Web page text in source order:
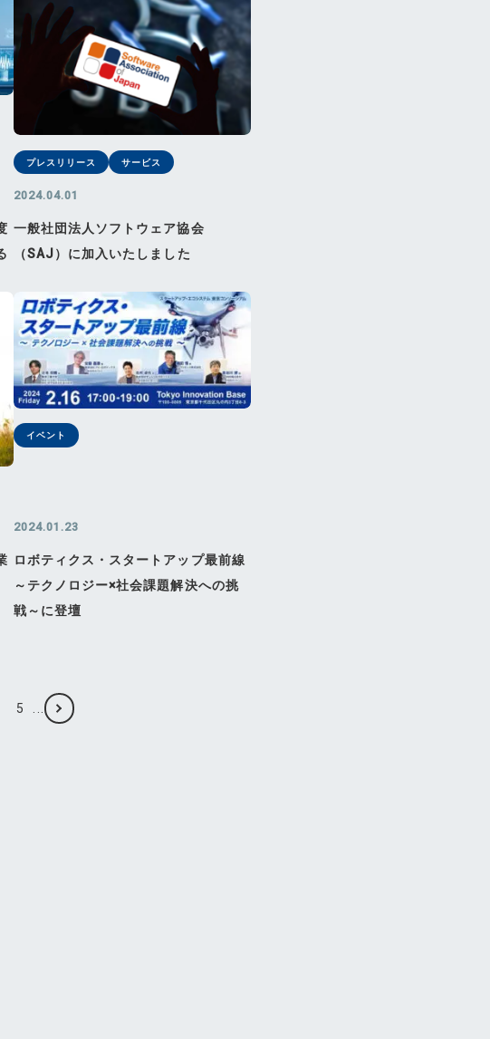
プレスリリース サービス
2024.04.01
一般社団法人ソフトウェア協会
（SAJ）に加入いたしました
イベント
2024.01.23
ロボティクス・スタートアップ最前線
～テクノロジー×社会課題解決への挑
戦～に登壇
5 ... »